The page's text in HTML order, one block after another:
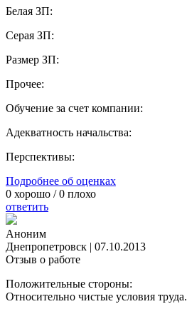
Белая ЗП:
Серая ЗП:
Размер ЗП:
Прочее:
Обучение за счет компании:
Адекватность начальства:
Перспективы:
Подробнее об оценках
0 хорошо /0 плохо
ответить
Аноним
Днепропетровск | 07.10.2013
Отзыв о работе
Положительные стороны:
Относительно чистые условия труда.